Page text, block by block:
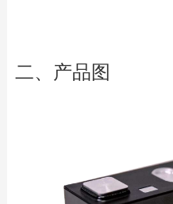
二、产品图